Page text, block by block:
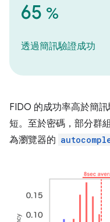
65 %
透過簡訊驗證成功
FIDO 的成功率高於簡
短。至於密碼，部分群
為瀏覽器的